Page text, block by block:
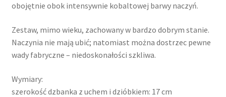
obojętnie obok intensywnie kobaltowej barwy naczyń.
Zestaw, mimo wieku, zachowany w bardzo dobrym stanie.
Naczynia nie mają ubić; natomiast można dostrzec pewne
wady fabryczne – niedoskonałości szkliwa.
Wymiary:
szerokość dzbanka z uchem i dzióbkiem: 17 cm